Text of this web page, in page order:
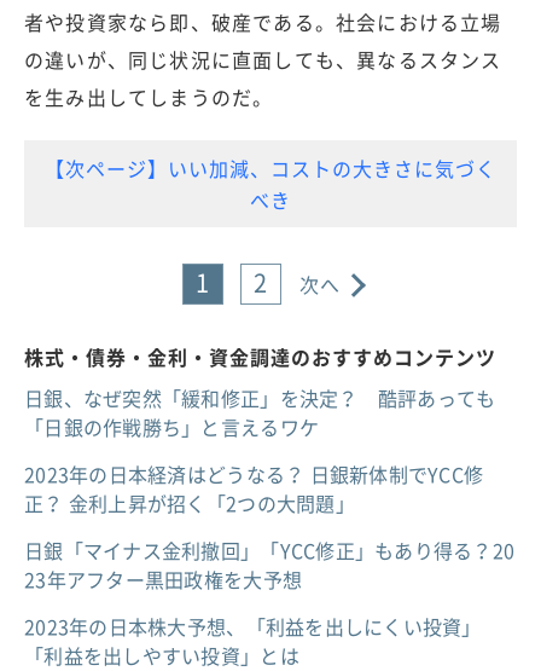
者や投資家なら即、破産である。社会における立場
の違いが、同じ状況に直面しても、異なるスタンス
を生み出してしまうのだ。
【次ページ】いい加減、コストの大きさに気づく
べき
1 2 次へ
株式・債券・金利・資金調達のおすすめコンテンツ
日銀、なぜ突然「緩和修正」を決定？ 酷評あっても
「日銀の作戦勝ち」と言えるワケ
2023年の日本経済はどうなる？ 日銀新体制でYCC修
正？ 金利上昇が招く「2つの大問題」
日銀「マイナス金利撤回」「YCC修正」もあり得る？20
23年アフター黒田政権を大予想
2023年の日本株大予想、「利益を出しにくい投資」
「利益を出しやすい投資」とは